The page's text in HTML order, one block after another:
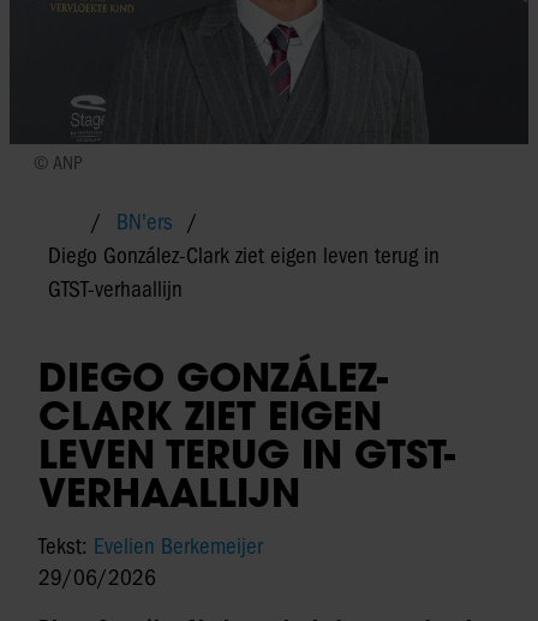
© ANP
BN'ers
Diego González-Clark ziet eigen leven terug in
GTST-verhaallijn
DIEGO GONZÁLEZ-
CLARK ZIET EIGEN
LEVEN TERUG IN GTST-
VERHAALLIJN
Tekst: Evelien Berkemeijer
29/06/2026